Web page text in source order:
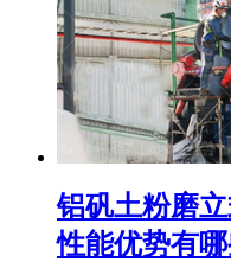
铝矾土粉磨
性能优势有